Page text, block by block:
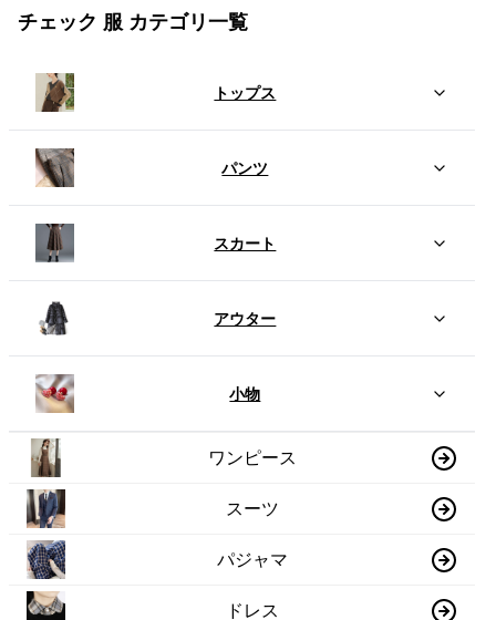
チェック 服 カテゴリ一覧
トップス
パンツ
スカート
アウター
小物
ワンピース
スーツ
パジャマ
ドレス